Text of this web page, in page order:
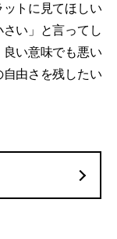
トに見てほしい
い」と言ってし
い意味でも悪い
由さを残したい